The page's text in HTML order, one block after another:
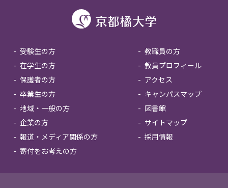
受験生の方
在学生の方
保護者の方
卒業生の方
地域・一般の方
企業の方
報道・メディア関係の方
寄付をお考えの方
教職員の方
教員プロフィール
アクセス
キャンパスマップ
図書館
サイトマップ
採用情報